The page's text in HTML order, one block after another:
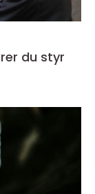
du styr